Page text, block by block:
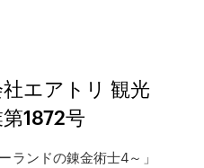
エアトリ 観光
1872号
ランドの錬金術士4～」